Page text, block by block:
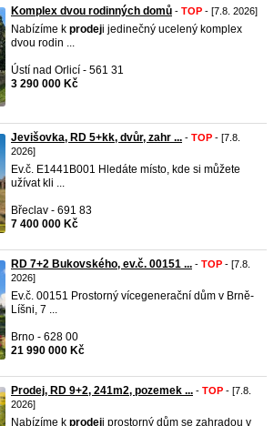
Komplex dvou rodinných domů - TOP - [7.8. 2026]
Nabízíme k prodeji jedinečný ucelený komplex
dvou rodin ...
Ústí nad Orlicí - 561 31
3 290 000 Kč
Jevišovka, RD 5+kk, dvůr, zahr ... - TOP - [7.8.
2026]
Ev.č. E1441B001 Hledáte místo, kde si můžete
užívat kli ...
Břeclav - 691 83
7 400 000 Kč
RD 7+2 Bukovského, ev.č. 00151 ... - TOP - [7.8.
2026]
Ev.č. 00151 Prostorný vícegenerační dům v Brně-
Líšni, 7 ...
Brno - 628 00
21 990 000 Kč
Prodej, RD 9+2, 241m2, pozemek ... - TOP - [7.8.
2026]
Nabízíme k prodeji prostorný dům se zahradou v